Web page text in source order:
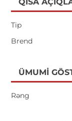
Tip
Brend
ÜMUMI
Rəng